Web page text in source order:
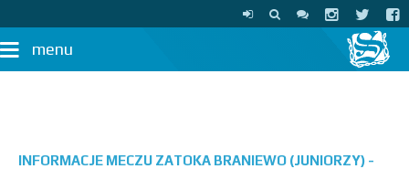
menu
INFORMACJE MECZU ZATOKA BRANIEWO (JUNIORZY) -